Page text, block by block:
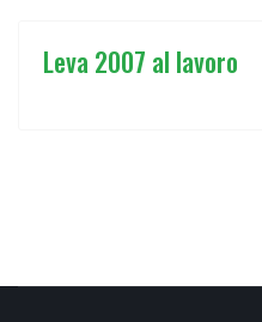
Leva 2007 al lavoro